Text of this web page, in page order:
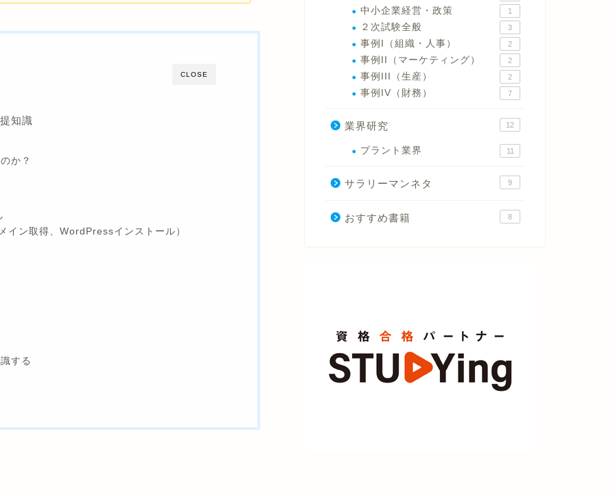
CLOSE
知識
か？
イン取得、WordPressインストール）
する
中小企業経営・政策 1
２次試験全般 3
事例I（組織・人事） 2
事例II（マーケティング） 2
事例III（生産） 2
事例IV（財務） 7
業界研究 12
プラント業界 11
サラリーマンネタ 9
おすすめ書籍 8